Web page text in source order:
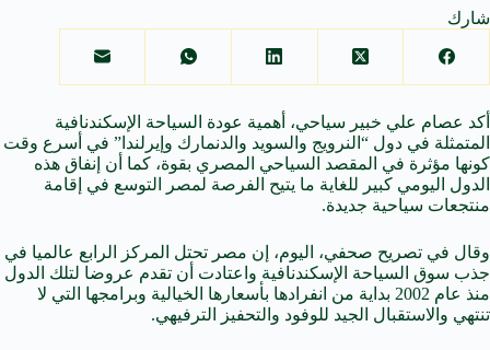
شارك
أكد عصام علي خبير سياحي، أهمية عودة السياحة الإسكندنافية
المتمثلة في دول “النرويج والسويد والدنمارك وإيرلندا” في أسرع وقت
كونها مؤثرة في المقصد السياحي المصري بقوة، كما أن إنفاق هذه
الدول اليومي كبير للغاية ما يتيح الفرصة لمصر التوسع في إقامة
منتجعات سياحية جديدة.
وقال في تصريح صحفي، اليوم، إن مصر تحتل المركز الرابع عالميا في
جذب سوق السياحة الإسكندنافية واعتادت أن تقدم عروضا لتلك الدول
منذ عام 2002 بداية من انفرادها بأسعارها الخيالية وبرامجها التي لا
تنتهي والاستقبال الجيد للوفود والتحفيز الترفيهي.